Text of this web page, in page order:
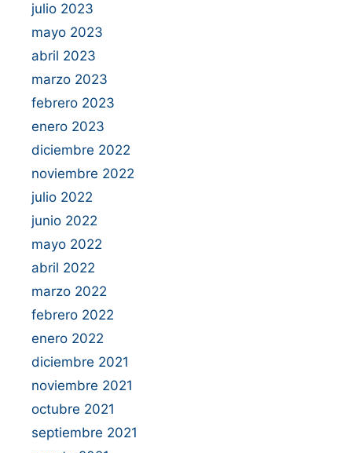
julio 2023
mayo 2023
abril 2023
marzo 2023
febrero 2023
enero 2023
diciembre 2022
noviembre 2022
julio 2022
junio 2022
mayo 2022
abril 2022
marzo 2022
febrero 2022
enero 2022
diciembre 2021
noviembre 2021
octubre 2021
septiembre 2021